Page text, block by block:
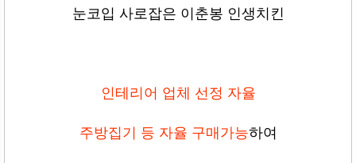
눈코입 사로잡은 이춘봉 인생치킨
인테리어 업체 선정 자율
주방집기 등 자율 구매가능하여